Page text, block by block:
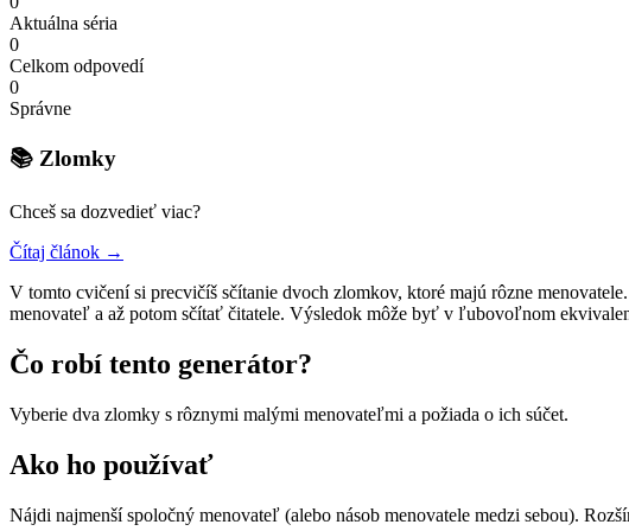
Aktuálna séria
0
Celkom odpovedí
0
Správne
📚 Zlomky
Chceš sa dozvedieť viac?
Čítaj článok →
V tomto cvičení si precvičíš sčítanie dvoch zlomkov, ktoré majú rôzne
menovateľ a až potom sčítať čitatele. Výsledok môže byť v ľubovoľnom
Čo robí tento generátor?
Vyberie dva zlomky s rôznymi malými menovateľmi a požiada o ich súčet.
Ako ho používať
Nájdi najmenší spoločný menovateľ (alebo násob menovatele medzi sebou).